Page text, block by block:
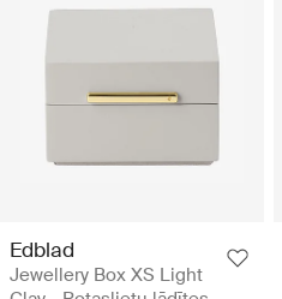
Edblad
Jewellery Box XS Light